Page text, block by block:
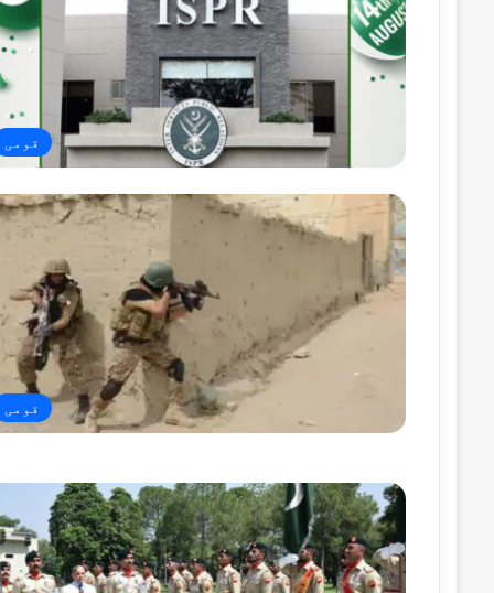
قومی
قومی